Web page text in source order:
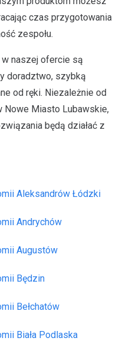
czas przygotowania
zespołu.
naszej ofercie są
doradztwo, szybką
od ręki. Niezależnie od
Nowe Miasto Lubawskie,
będą działać z
Aleksandrów Łódzki
Andrychów
Augustów
Będzin
Bełchatów
Biała Podlaska